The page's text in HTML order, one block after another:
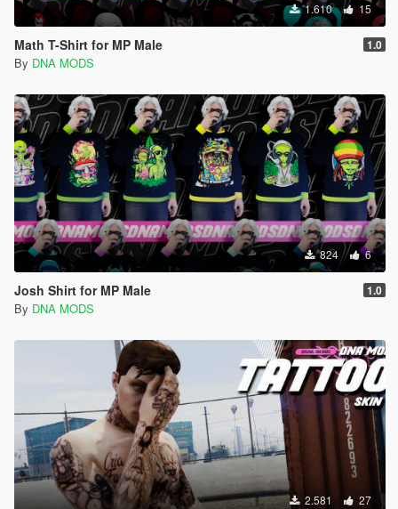
1.610 15
Math T-Shirt for MP Male 1.0
By DNA MODS
824 6
Josh Shirt for MP Male 1.0
By DNA MODS
2.581 27